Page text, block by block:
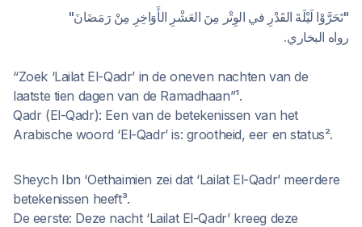
"تَحَرَّوْا لَيْلَةَ القَدْرِ في الوِتْر مِنَ العَشْرِ الأَوَاخِرِ مِنْ رَمَضَانَ"
رواه البخاري.
“Zoek ‘Lailat El-Qadr’ in de oneven nachten van de
laatste tien dagen van de Ramadhaan”¹.
Qadr (El-Qadr): Een van de betekenissen van het
Arabische woord ‘El-Qadr’ is: grootheid, eer en status².
Sheych Ibn ‘Oethaimien zei dat ‘Lailat El-Qadr’ meerdere
betekenissen heeft³.
De eerste: Deze nacht ‘Lailat El-Qadr’ kreeg deze